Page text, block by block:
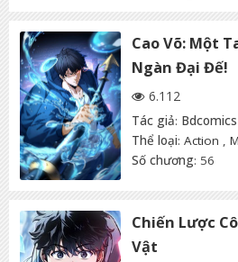
Cao Võ: Một
Ngàn Đại Đế!
6.112
Tác giả: Bdcomics
Thể loại: Action ,
Số chương: 56
Chiến Lược
Vật